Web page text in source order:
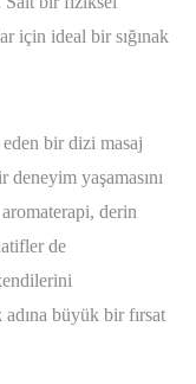
için ideal bir sığınak
bir dizi masaj
yaşamasını
aromaterapi, derin
de
adına büyük bir fırsat